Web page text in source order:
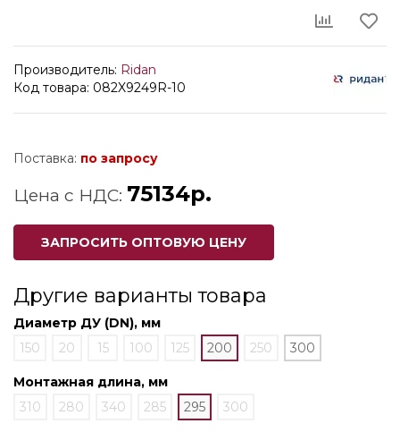
Производитель: Ridan
Код товара: 082X9249R-10
Поставка: по запросу
Цена с НДС: 75134р.
ЗАПРОСИТЬ ОПТОВУЮ ЦЕНУ
Другие варианты товара
Диаметр ДУ (DN), мм
150
20 15 100 125 200 250 300
Монтажная длина, мм
310
280 340 285 295 300